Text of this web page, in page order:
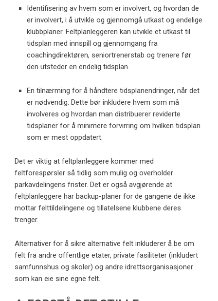
Identifisering av hvem som er involvert, og hvordan de
er involvert, i å utvikle og gjennomgå utkast og endelige
klubbplaner. Feltplanleggeren kan utvikle et utkast til
tidsplan med innspill og gjennomgang fra
coachingdirektøren, seniortrenerstab og trenere før
den utsteder en endelig tidsplan.
En tilnærming for å håndtere tidsplanendringer, når det
er nødvendig. Dette bør inkludere hvem som må
involveres og hvordan man distribuerer reviderte
tidsplaner for å minimere forvirring om hvilken tidsplan
som er mest oppdatert.
Det er viktig at feltplanleggere kommer med
feltforespørsler så tidlig som mulig og overholder
parkavdelingens frister. Det er også avgjørende at
feltplanleggere har backup-planer for de gangene de ikke
mottar felttildelingene og tillatelsene klubbene deres
trenger.
Alternativer for å sikre alternative felt inkluderer å be om
felt fra andre offentlige etater, private fasiliteter (inkludert
samfunnshus og skoler) og andre idrettsorganisasjoner
som kan eie sine egne felt.